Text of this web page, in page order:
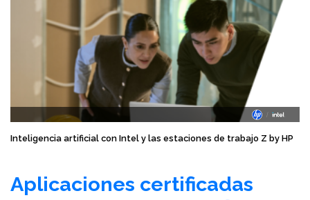
Inteligencia artificial con Intel y las estaciones de trabajo Z by HP
Aplicaciones certificadas